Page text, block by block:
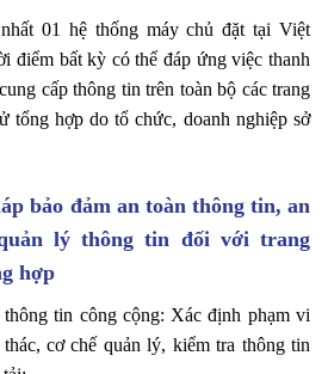
01 hệ thống máy chủ đặt tại Việt
điểm bất kỳ có thể đáp ứng việc thanh
cấp thông tin trên toàn bộ các trang
tổng hợp do tổ chức, doanh nghiệp sở
bảo đảm an toàn thông tin, an
lý thông tin đối với trang
hợp
tin công cộng: Xác định phạm vi
cơ chế quản lý, kiểm tra thông tin